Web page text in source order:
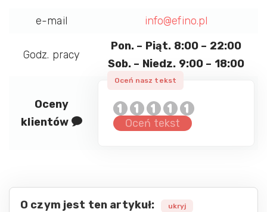
e-mail
info@efino.pl
Godz. pracy
Pon. – Piąt. 8:00 – 22:00
Sob. – Niedz. 9:00 – 18:00
Oceny
klientów
Oceń tekst
O czym jest ten artykuł: ukryj